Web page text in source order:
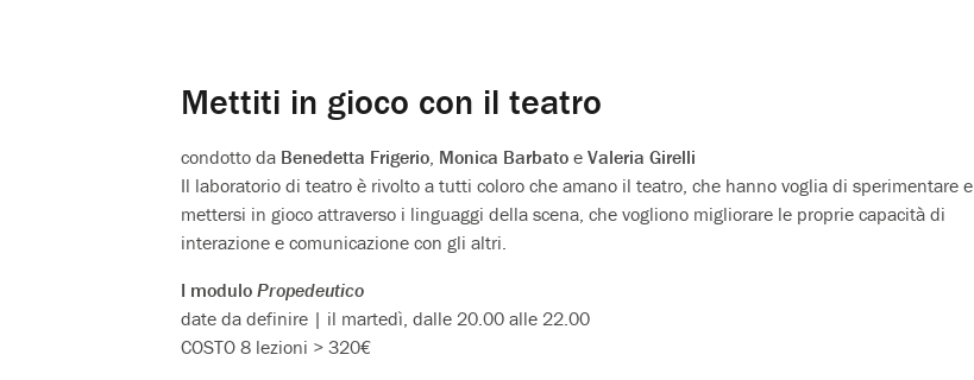
Mettiti in gioco con il teatro
condotto da Benedetta Frigerio Monica Barbato e Valeria Girelli
Il laboratorio di teatro è rivolto a tutti coloro che amano il teatro, che hanno voglia di sperimentare e
mettersi in gioco attraverso i linguaggi della scena, che vogliono migliorare le proprie capacità di
interazione e comunicazione con gli altri.
I modulo Propedeutico
date da definire | il martedì, dalle 20.00 alle 22.00
COSTO 8 lezioni > 320€